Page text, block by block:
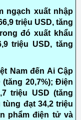
ngạch xuất nhập
triệu USD, tăng
đó xuất khẩu
triệu USD, tăng
Nam đến Ai Cập
20,7%); Điện
triệu USD (tăng
đạt 34,2 triệu
phẩm điện tử và